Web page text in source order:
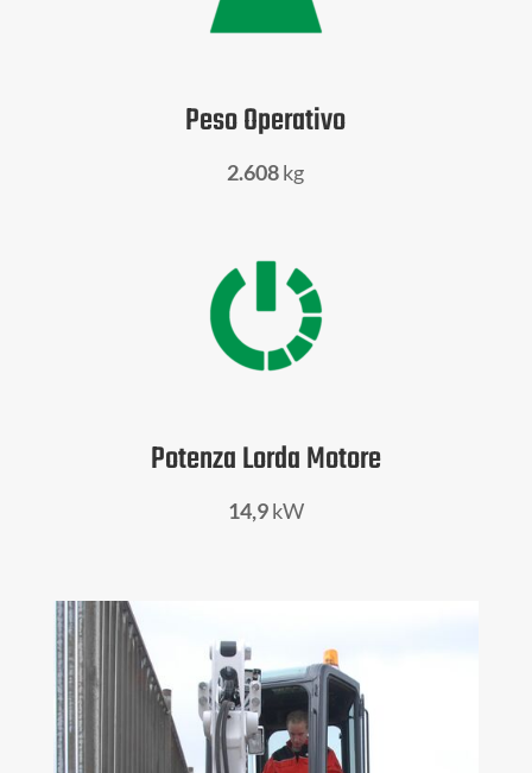
Peso Operativo
2.608kg
Potenza Lorda Motore
14,9kW